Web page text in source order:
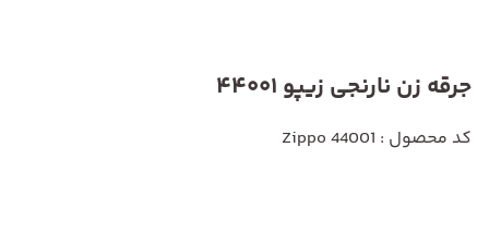
جرقه زن نارنجی زیپو 44001
کد محصول : Zippo 44001